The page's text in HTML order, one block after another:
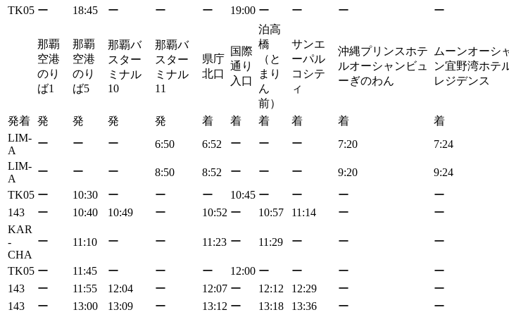
TK05 ー 18:45 ー ー ー 19:00 ー ー ー ー
那覇
空港
のり
ば1
那覇
空港
のり
ば5
那覇バ
スター
ミナル
10
那覇バ
スター
ミナル
11
県庁
北口
国際
通り
入口
泊高
橋
（と
まり
ん
前）
サンエ
ーパル
コシテ
ィ
沖縄プリンスホテ
ルオーシャンビュ
ーぎのわん
ムーンオーシ
ン宜野湾ホテ
レジデンス
発着 発 発 発 発 着 着 着 着 着 着
LIM-
A
ー ー ー 6:50 6:52 ー ー ー 7:20 7:24
LIM-
A
ー ー ー 8:50 8:52 ー ー ー 9:20 9:24
TK05 ー 10:30 ー ー ー 10:45 ー ー ー ー
143
ー 10:40 10:49 ー 10:52 ー 10:57 11:14 ー ー
KAR
-
CHA
ー 11:10 ー ー 11:23 ー 11:29 ー ー ー
TK05 ー 11:45 ー ー ー 12:00 ー ー ー ー
143
ー 11:55 12:04 ー 12:07 ー 12:12 12:29 ー ー
143
ー 13:00 13:09 ー 13:12 ー 13:18 13:36 ー ー